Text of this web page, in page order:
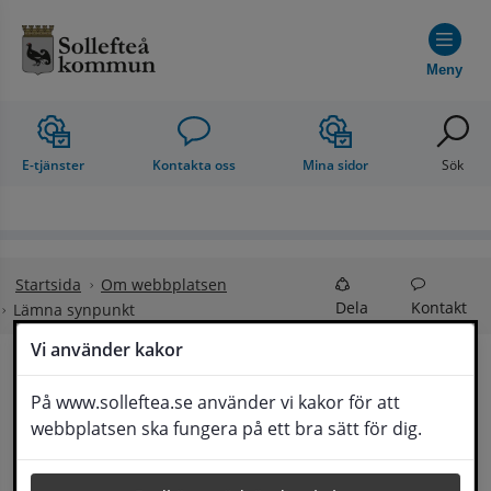
Vi använder kakor
På www.solleftea.se använder vi kakor för att
webbplatsen ska fungera på ett bra sätt för dig.
Meny
E-tjänster Kontakta oss Mina sidor Sök
Startsida
Om webbplatsen
Lämna synpunkt
Dela Kontakt
Lämna synpunkt
Här kan du lämna synpunkter, förslag och